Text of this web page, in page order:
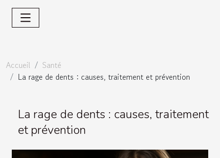
Accueil
Santé
La rage de dents : causes, traitement et prévention
La rage de dents : causes, traitement
et prévention